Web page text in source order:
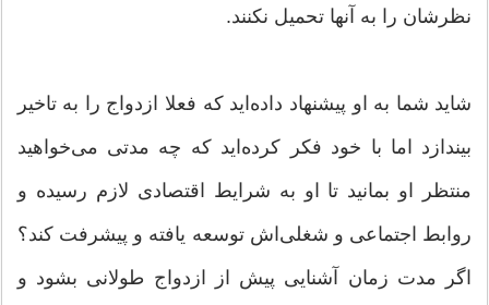
نظرشان را به آنها تحمیل نکنند.
شاید شما به او پیشنهاد داده‌اید که فعلا ازدواج را به تاخیر
بیندازد اما با خود فکر کرده‌اید که چه مدتی می‌خواهید
منتظر او بمانید تا او به شرایط اقتصادی لازم رسیده و
روابط اجتماعی و شغلی‌اش توسعه یافته و پیشرفت کند؟
اگر مدت زمان آشنایی پیش از ازدواج طولانی بشود و